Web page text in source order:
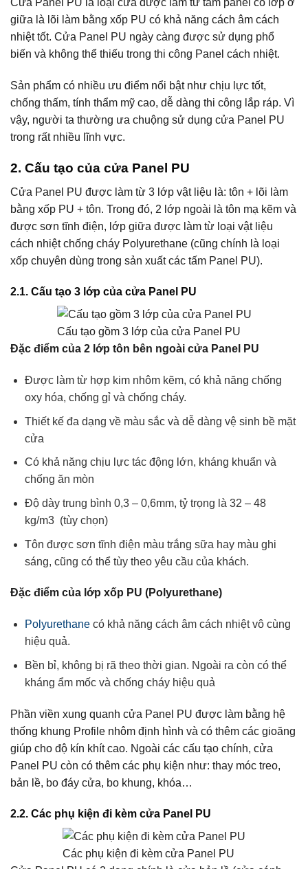
Cửa Panel PU là loại cửa được làm từ tấm panel có lớp ở
giữa là lõi làm bằng xốp PU có khả năng cách âm cách
nhiệt tốt. Cửa Panel PU ngày càng được sử dụng phổ
biến và không thể thiếu trong thi công Panel cách nhiệt.
Sản phẩm có nhiều ưu điểm nổi bật như chịu lực tốt,
chống thấm, tính thẩm mỹ cao, dễ dàng thi công lắp ráp. Vì
vậy, người ta thường ưa chuộng sử dụng cửa Panel PU
trong rất nhiều lĩnh vực.
2. Cấu tạo của cửa Panel PU
Cửa Panel PU được làm từ 3 lớp vật liệu là: tôn + lõi làm
bằng xốp PU + tôn. Trong đó, 2 lớp ngoài là tôn mạ kẽm và
được sơn tĩnh điện, lớp giữa được làm từ loại vật liệu
cách nhiệt chống cháy Polyurethane (cũng chính là loại
xốp chuyên dùng trong sản xuất các tấm Panel PU).
2.1. Cấu tạo 3 lớp của cửa Panel PU
Cấu tạo gồm 3 lớp của cửa Panel PU
Đặc điểm của 2 lớp tôn bên ngoài cửa Panel PU
Được làm từ hợp kim nhôm kẽm, có khả năng chống
oxy hóa, chống gỉ và chống cháy.
Thiết kế đa dạng về màu sắc và dễ dàng vệ sinh bề mặt
cửa
Có khả năng chịu lực tác động lớn, kháng khuẩn và
chống ăn mòn
Độ dày trung bình 0,3 – 0,6mm, tỷ trọng là 32 – 48
kg/m3 (tùy chọn)
Tôn được sơn tĩnh điện màu trắng sữa hay màu ghi
sáng, cũng có thể tùy theo yêu cầu của khách.
Đặc điểm của lớp xốp PU (Polyurethane)
Polyurethane có khả năng cách âm cách nhiệt vô cùng
hiệu quả.
Bền bỉ, không bị rã theo thời gian. Ngoài ra còn có thể
kháng ẩm mốc và chống cháy hiệu quả
Phần viền xung quanh cửa Panel PU được làm bằng hệ
thống khung Profile nhôm định hình và có thêm các gioăng
giúp cho độ kín khít cao. Ngoài các cấu tạo chính, cửa
Panel PU còn có thêm các phụ kiện như: thay móc treo,
bản lề, bo đáy cửa, bo khung, khóa…
2.2. Các phụ kiện đi kèm cửa Panel PU
Các phụ kiện đi kèm cửa Panel PU